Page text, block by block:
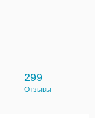
299
Отзывы